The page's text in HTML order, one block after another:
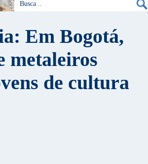
Em Bogotá,
metaleiros
de cultura